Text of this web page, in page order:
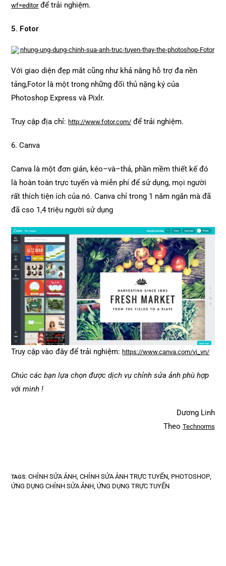
wf=editorđể trải nghiệm.
5. Fotor
Với giao diện đẹp mắt cũng như khả năng hỗ trợ đa nền
tảng,Fotor là một trong những đối thủ nặng ký của
Photoshop Express và Pixlr.
Truy cập địa chỉ:http://www.fotor.com/ để trải nghiệm.
6. Canva
Canva là một đơn giản, kéo–và–thả, phần mềm thiết kế đó
là hoàn toàn trực tuyến và miễn phí để sử dụng, mọi người
rất thích tiện ích của nó. Canva chỉ trong 1 năm ngắn mà đã
đã cso 1,4 triệu người sử dụng
Truy cập vào đây để trải nghiệm:https://www.canva.com/vi_vn/
Chúc các bạn lựa chọn được dịch vụ chỉnh sửa ảnh phù hợp
với mình !
Dương Linh
Theo Technorms
TAGS:CHỈNH SỬA ẢNH, CHỈNH SỬA ẢNH TRỰC TUYẾN, PHOTOSHOP,
ỨNG DỤNG CHỈNH SỬA ẢNH, ỨNG DỤNG TRỰC TUYẾN